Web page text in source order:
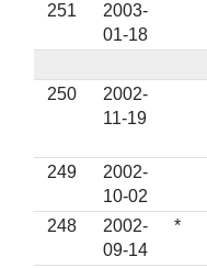
251
2003-
01-18
250
2002-
11-19
249
2002-
10-02
248
2002-
09-14
*